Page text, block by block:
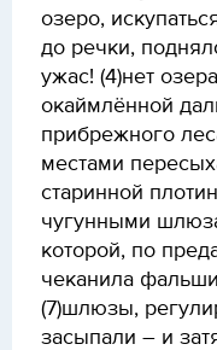
озеро,
до речки,
ужас! (4)нет
окаймлённой
прибрежного
местами
старинной
чугунными
которой, по
чеканила
(7)шлюзы,
засыпали – и